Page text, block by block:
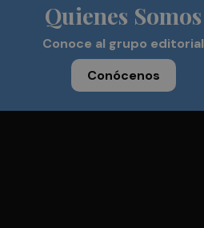
Quienes Somos
Conoce al grupo editorial
Conócenos